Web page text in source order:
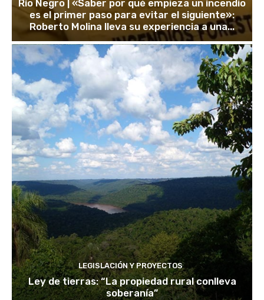
Río Negro | «Saber por qué empieza un incendio
es el primer paso para evitar el siguiente»:
Roberto Molina lleva su experiencia a una...
LEGISLACIÓN Y PROYECTOS
Ley de tierras: “La propiedad rural conlleva
soberanía”